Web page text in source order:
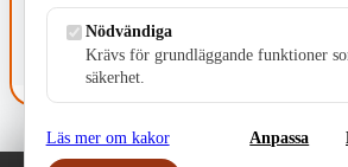
E-post:
Postadress: Gisslaköp 1, 568 92
Nödvändiga
Krävs för grundläggande funktioner
säkerhet.
Läs mer om kakor Anpassa